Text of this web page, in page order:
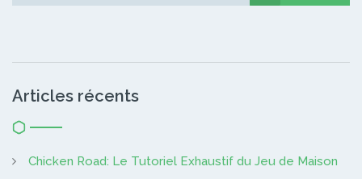
Articles récents
Chicken Road: Le Tutoriel Exhaustif du Jeu de Maison